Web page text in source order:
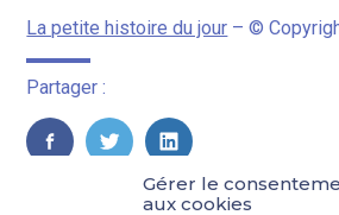
Gérer le
aux cookies
La petite histoire du jour – ©
Partager :
FaceBook
TwitterLinkedIn